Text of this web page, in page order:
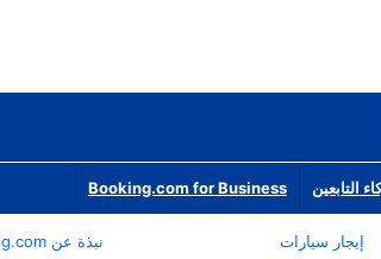
التابعين Booking.com for Business
إيجار سيارات
نبذة عن Booking.com